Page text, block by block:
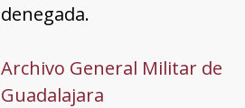
denegada.
Archivo General Militar de
Guadalajara